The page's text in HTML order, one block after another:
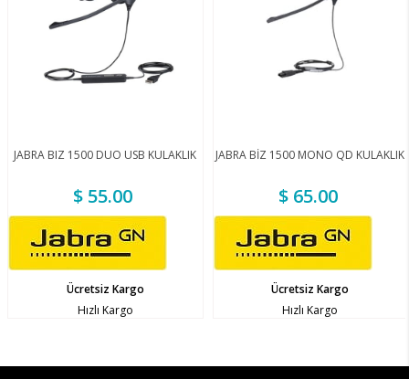
JABRA BIZ 1500 DUO USB KULAKLIK
$ 55.00
Ücretsiz Kargo
Hızlı Kargo
JABRA BİZ 1500 MONO QD KULAKLIK
$ 65.00
Ücretsiz Kargo
Hızlı Kargo